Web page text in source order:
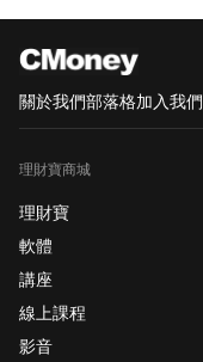
關於我們部落格加入我們
理財寶商城
理財寶
軟體
講座
線上課程
影音